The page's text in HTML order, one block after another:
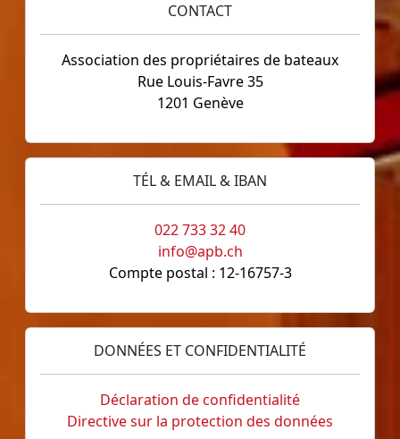
CONTACT
Association des propriétaires de bateaux
Rue Louis-Favre 35
1201 Genève
TÉL & EMAIL & IBAN
022 733 32 40
info@apb.ch
Compte postal : 12-16757-3
DONNÉES ET CONFIDENTIALITÉ
Déclaration de confidentialité
Directive sur la protection des données